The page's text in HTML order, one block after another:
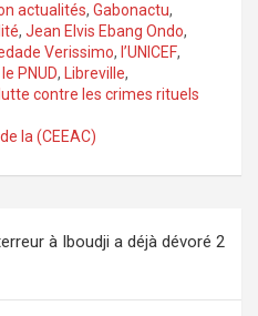
actualités, Gabonactu,
, Jean Elvis Ebang Ondo,
Verissimo, l’UNICEF,
le PNUD, Libreville,
contre les crimes rituels
la (CEEAC)
à Iboudji a déjà dévoré 2